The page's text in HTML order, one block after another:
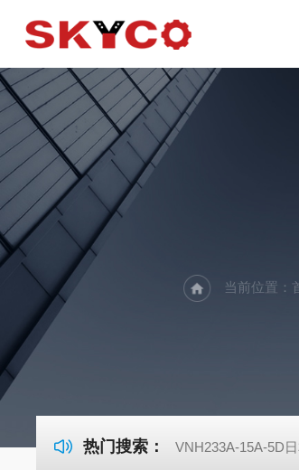
当前位置：
热门搜索： VNH233A-15A-5D